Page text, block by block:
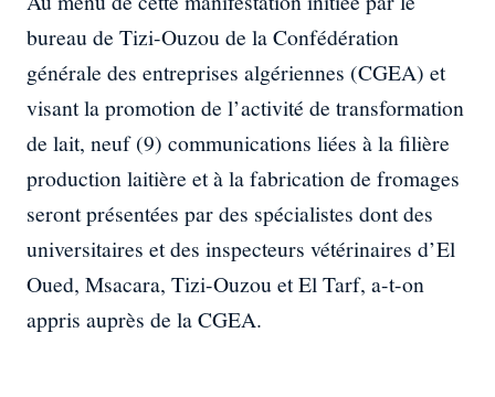
bureau de Tizi-Ouzou de la Confédération
générale des entreprises algériennes (CGEA) et
visant la promotion de l’activité de transformation
de lait, neuf (9) communications liées à la filière
production laitière et à la fabrication de fromages
seront présentées par des spécialistes dont des
universitaires et des inspecteurs vétérinaires d’El
Oued, Msacara, Tizi-Ouzou et El Tarf, a-t-on
appris auprès de la CGEA.